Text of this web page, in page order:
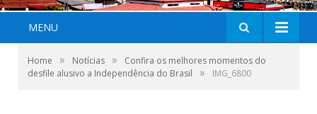
MENU
Home » Notícias »
Confira os melhores momentos do
desfile alusivo a Independência do Brasil
» IMG_6800